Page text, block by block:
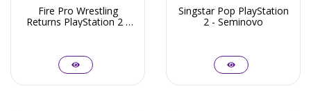
Fire Pro Wrestling
Returns PlayStation 2 -
Singstar Pop PlayStation
2 - Seminovo